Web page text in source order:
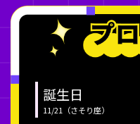
誕生日
11/21（さそり座）